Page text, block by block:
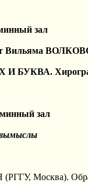
зал
Вильяма
И БУКВА.
зал
Москва).